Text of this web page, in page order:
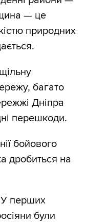
— це
природних
багато
Дніпра
перешкоди.
бойового
дробиться на
перших
були